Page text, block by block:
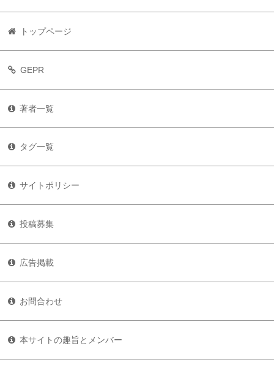
トップページ
GEPR
著者一覧
タグ一覧
サイトポリシー
投稿募集
広告掲載
お問合わせ
本サイトの趣旨とメンバー